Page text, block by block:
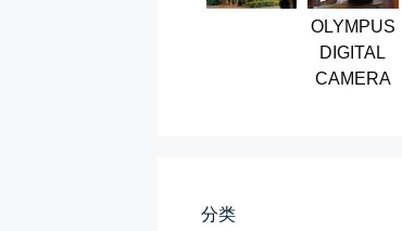
第一次AI视频创作手记
第一次用AI做视频，我
👤 Zairun
OLYMPUS
DIGITAL
CAMERA
分类